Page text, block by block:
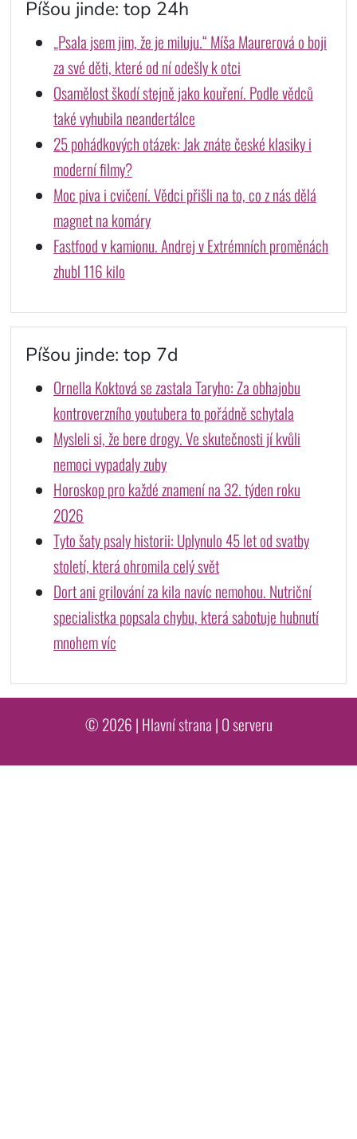
Píšou jinde: top 24h
„Psala jsem jim, že je miluju.“ Míša Maurerová o boji
za své děti, které od ní odešly k otci
Osamělost škodí stejně jako kouření. Podle vědců
také vyhubila neandertálce
25 pohádkových otázek: Jak znáte české klasiky i
moderní filmy?
Moc piva i cvičení. Vědci přišli na to, co z nás dělá
magnet na komáry
Fastfood v kamionu. Andrej v Extrémních proměnách
zhubl 116 kilo
Píšou jinde: top 7d
Ornella Koktová se zastala Taryho: Za obhajobu
kontroverzního youtubera to pořádně schytala
Mysleli si, že bere drogy. Ve skutečnosti jí kvůli
nemoci vypadaly zuby
Horoskop pro každé znamení na 32. týden roku
2026
Tyto šaty psaly historii: Uplynulo 45 let od svatby
století, která ohromila celý svět
Dort ani grilování za kila navíc nemohou. Nutriční
specialistka popsala chybu, která sabotuje hubnutí
mnohem víc
© 2026 | Hlavní strana | O serveru